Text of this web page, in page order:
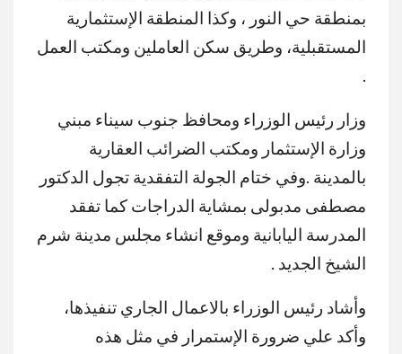
بمنطقة حي النور ، وكذا المنطقة الإستثمارية
المستقبلية، وطريق سكن العاملين ومكتب العمل
وزار رئيس الوزراء ومحافظ جنوب سيناء مبني
وزارة الإستثمار ومكتب الضرائب العقارية
بالمدينة .وفي ختام الجولة التفقدية تجول الدكتور
مصطفى مدبولى بمشاية الدراجات كما تفقد
المدرسة اليابانية وموقع انشاء مجلس مدينة شرم
الشيخ الجديد .
وأشاد رئيس الوزراء بالاعمال الجاري تنفيذها،
وأكد علي ضرورة الإستمرار في مثل هذه